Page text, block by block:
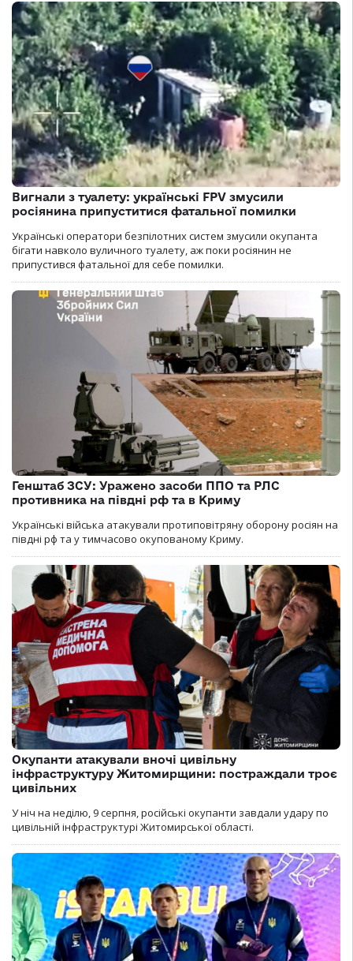
Вигнали з туалету: українські FPV змусили
росіянина припуститися фатальної помилки
Українські оператори безпілотних систем змусили окупанта
бігати навколо вуличного туалету, аж поки росіянин не
припустився фатальної для себе помилки.
Генштаб ЗСУ: Уражено засоби ППО та РЛС
противника на півдні рф та в Криму
Українські війська атакували протиповітряну оборону росіян на
півдні рф та у тимчасово окупованому Криму.
Окупанти атакували вночі цивільну
інфраструктуру Житомирщини: постраждали троє
цивільних
У ніч на неділю, 9 серпня, російські окупанти завдали удару по
цивільній інфраструктурі Житомирської області.